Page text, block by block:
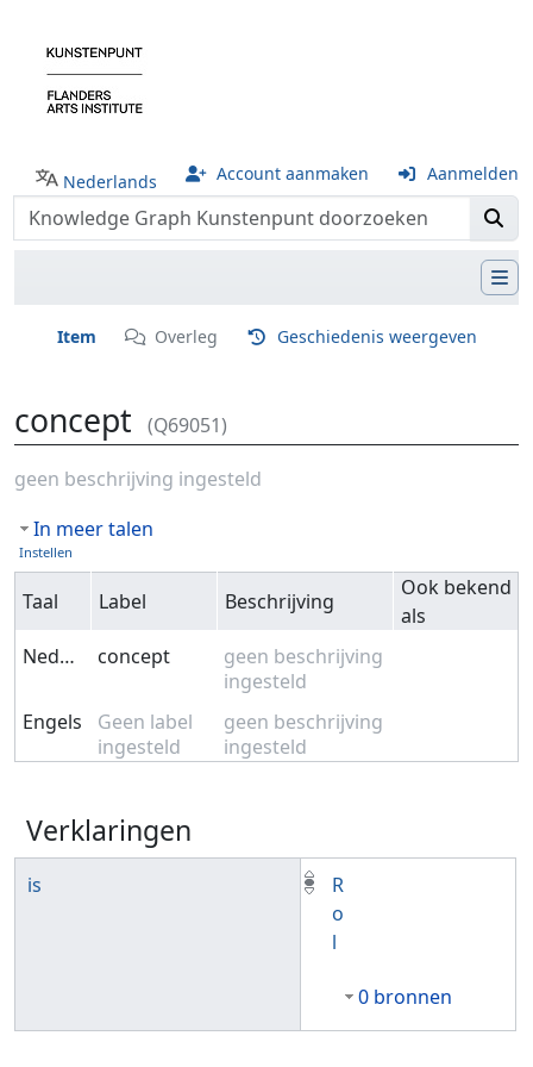
Nederlands Account aanmaken Aanmelden
Item Overleg Geschiedenis weergeven
concept (Q69051)
Ga naar:navigatie,zoeken
geen beschrijving ingesteld
In meer talen
Instellen
Taal Label Beschrijving
Ook bekend
als
Nederlands
concept
geen beschrijving
ingesteld
Engels
Geen label
ingesteld
geen beschrijving
ingesteld
Verklaringen
is
R
o
l
0 bronnen